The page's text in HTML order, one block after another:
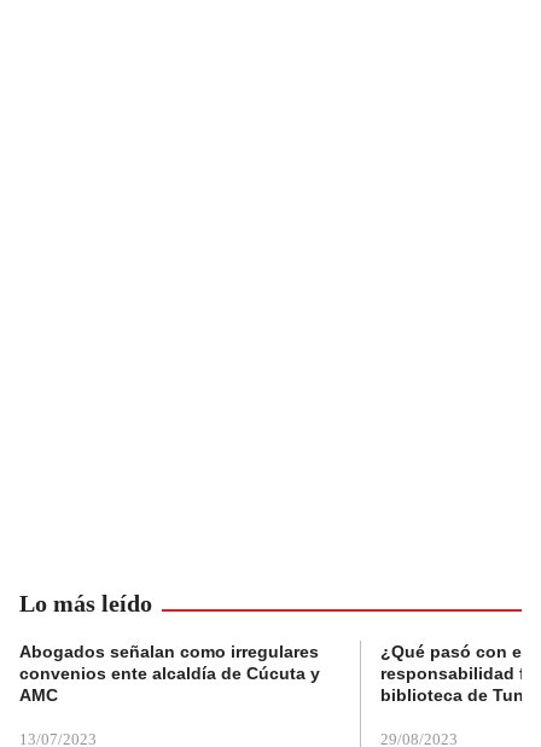
Lo más leído
Abogados señalan como irregulares
convenios ente alcaldía de Cúcuta y
AMC
13/07/2023
¿Qué pasó con el
responsabilidad
biblioteca de
29/08/2023